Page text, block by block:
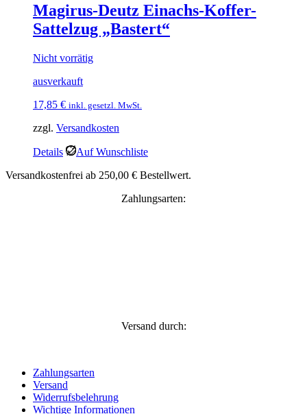
Magirus-Deutz Einachs-Koffer-
Sattelzug „Bastert“
Nicht vorrätig
ausverkauft
17,85 € inkl. gesetzl. MwSt.
zzgl. Versandkosten
Details
Auf Wunschliste
Versandkostenfrei ab 250,00 € Bestellwert.
Zahlungsarten:
Versand durch:
Zahlungsarten
Versand
Widerrufsbelehrung
Wichtige Informationen